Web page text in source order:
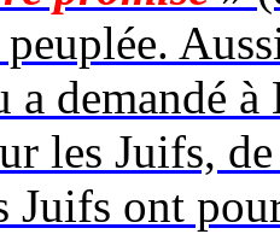
a demandé
les Juifs,
Juifs ont